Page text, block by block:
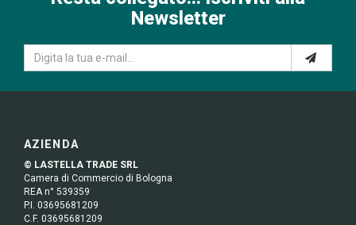
Newsletter
AZIENDA
© LASTELLA TRADE SRL
Camera di Commercio di Bologna
REA n° 539359
P.I. 03695681209
C.F. 03695681209